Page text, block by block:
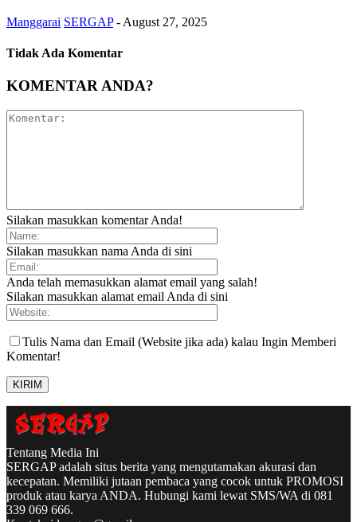
Manggarai SERGAP - August 27, 2025
Tidak Ada Komentar
KOMENTAR ANDA?
Silakan masukkan komentar Anda!
Silakan masukkan nama Anda di sini
Anda telah memasukkan alamat email yang salah!
Silakan masukkan alamat email Anda di sini
Tulis Nama dan Email (Website jika ada) kalau Ingin Memberi
Komentar!
Tentang Media Ini
SERGAP adalah situs berita yang mengutamakan akurasi dan
kecepatan. Memiliki jutaan pembaca yang cocok untuk PROMOSI
produk atau karya ANDA. Hubungi kami lewat SMS/WA di 081
339 069 666.